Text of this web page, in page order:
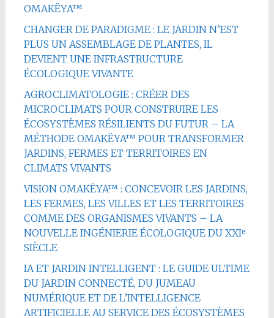
OMAKËYA™
CHANGER DE PARADIGME : LE JARDIN N’EST
PLUS UN ASSEMBLAGE DE PLANTES, IL
DEVIENT UNE INFRASTRUCTURE
ÉCOLOGIQUE VIVANTE
AGROCLIMATOLOGIE : CRÉER DES
MICROCLIMATS POUR CONSTRUIRE LES
ÉCOSYSTÈMES RÉSILIENTS DU FUTUR – LA
MÉTHODE OMAKËYA™ POUR TRANSFORMER
JARDINS, FERMES ET TERRITOIRES EN
CLIMATS VIVANTS
VISION OMAKËYA™ : CONCEVOIR LES JARDINS,
LES FERMES, LES VILLES ET LES TERRITOIRES
COMME DES ORGANISMES VIVANTS – LA
NOUVELLE INGÉNIERIE ÉCOLOGIQUE DU XXIᵉ
SIÈCLE
IA ET JARDIN INTELLIGENT : LE GUIDE ULTIME
DU JARDIN CONNECTÉ, DU JUMEAU
NUMÉRIQUE ET DE L’INTELLIGENCE
ARTIFICIELLE AU SERVICE DES ÉCOSYSTÈMES